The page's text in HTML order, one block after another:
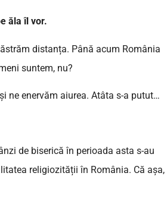
ăla îl vor.
distanța. Până acum România
suntem, nu?
ne enervăm aiurea. Atâta s-a putut…
de biserică în perioada asta s-au
religiozității în România. Că așa,